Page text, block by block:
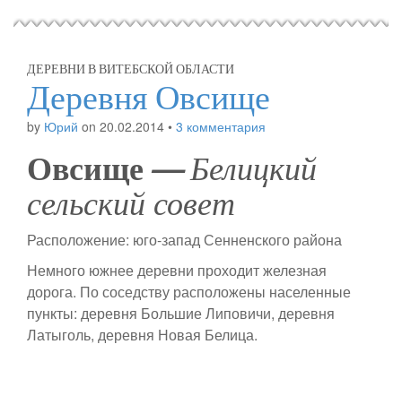
ДЕРЕВНИ В ВИТЕБСКОЙ ОБЛАСТИ
Деревня Овсище
by Юрий on 20.02.2014 • 3 комментария
Овсище —Белицкий
сельский совет
Расположение: юго-запад Сенненского района
Немного южнее деревни проходит железная
дорога. По соседству расположены населенные
пункты: деревня Большие Липовичи, деревня
Латыголь, деревня Новая Белица.